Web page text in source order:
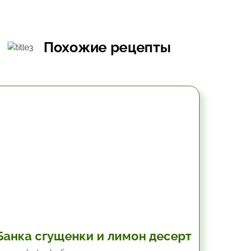
Похожие рецепты
сгущенки и лимон десерт